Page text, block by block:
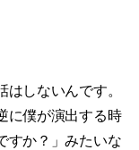
しないんです。
に僕が演出する時
すか？」みたいな